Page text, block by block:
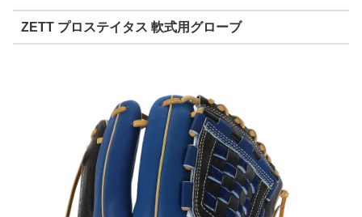
ZETT プロステイタス 軟式用グローブ